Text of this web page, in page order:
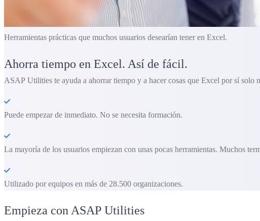
Herramientas prácticas que muchos usuarios desearían tener en Excel.
Ahorra tiempo en Excel. Así de fácil.
ASAP Utilities te ayuda a ahorrar tiempo y a hacer cosas que Excel por sí solo
Puede empezar de inmediato. No se necesita formación.
La mayoría de los usuarios empiezan con unas pocas herramientas. Muchos
Utilizado por equipos en más de 28.500 organizaciones.
Empieza con ASAP Utilities